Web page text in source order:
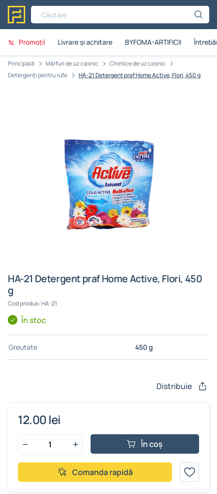
Căutare
Promoții Livrare și achitare BYFOMA-ARTIFICII
Principală Mărfuri de uz casnic
Chimice de uz casnic
Detergenți pentru rufe
HA-21 Detergent praf Home Active, Flori, 450 g
HA-21 Detergent praf Home Active, Flori, 450
g
Cod produs: HA-21
În stoc
Greutate 450 g
Distribuie
12.00 lei
În coș
Comanda rapidă